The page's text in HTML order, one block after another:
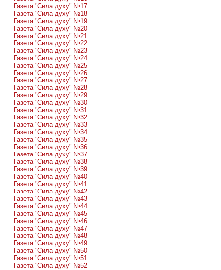
Газета "Сила духу" №17
Газета "Сила духу" №18
Газета "Сила духу" №19
Газета "Сила духу" №20
Газета "Сила духу" №21
Газета "Сила духу" №22
Газета "Сила духу" №23
Газета "Сила духу" №24
Газета "Сила духу" №25
Газета "Сила духу" №26
Газета "Сила духу" №27
Газета "Сила духу" №28
Газета "Сила духу" №29
Газета "Сила духу" №30
Газета "Сила духу" №31
Газета "Сила духу" №32
Газета "Сила духу" №33
Газета "Сила духу" №34
Газета "Сила духу" №35
Газета "Сила духу" №36
Газета "Сила духу" №37
Газета "Сила духу" №38
Газета "Сила духу" №39
Газета "Сила духу" №40
Газета "Сила духу" №41
Газета "Сила духу" №42
Газета "Сила духу" №43
Газета "Сила духу" №44
Газета "Сила духу" №45
Газета "Сила духу" №46
Газета "Сила духу" №47
Газета "Сила духу" №48
Газета "Сила духу" №49
Газета "Сила духу" №50
Газета "Сила духу" №51
Газета "Сила духу" №52